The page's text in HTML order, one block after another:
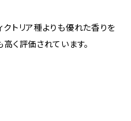
クトリア種よりも優れた香りを
く評価されています。